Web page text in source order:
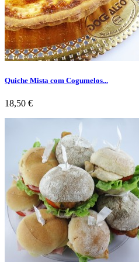
Quiche Mista com Cogumelos...
Preço
18,50 €